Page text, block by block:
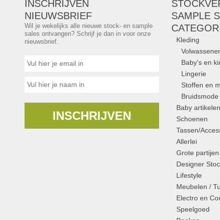
INSCHRIJVEN
NIEUWSBRIEF
Wil je wekelijks alle nieuwe stock- en sample
sales ontvangen? Schrijf je dan in voor onze
nieuwsbrief.
INSCHRIJVEN
SAMPLE
Kleding
Baby's en
Lingerie
Stoffen en
Bruidsmode
Baby artikelen
Schoenen
Tassen/
Allerlei
Grote partijen
Designer
Lifestyle
Meubelen /
Electro en
Speelgoed